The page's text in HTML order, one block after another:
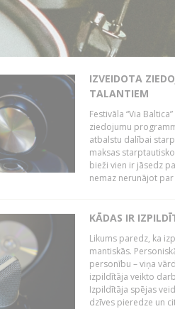
IZVEIDOTA
TALANTIEM
Festivāla “Via
ziedojumu
atbalstu dalībai
maksas
bieži vien ir jāsedz
nemaz nerunājot
KĀDAS IR
Likums paredz, ka
mantiskās.
personību – viņa
izpildītāja veikto
Izpildītāja spējas
dzīves pieredze un